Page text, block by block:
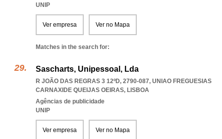
UNIP
Ver empresa Ver no Mapa
Matches in the search for:
Sascharts, Unipessoal, Lda
R JOÃO DAS REGRAS 3 12ºD, 2790-087, UNIAO FREGUESIAS
CARNAXIDE QUEIJAS OEIRAS, LISBOA
Agências de publicidade
UNIP
Ver empresa Ver no Mapa